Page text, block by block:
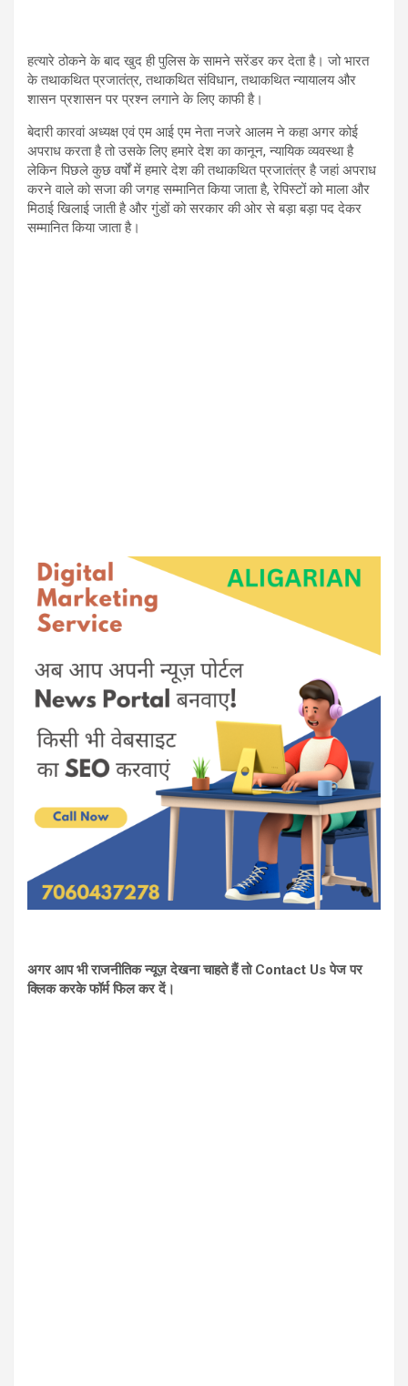
हत्यारे ठोकने के बाद खुद ही पुलिस के सामने सरेंडर कर देता है। जो भारत
के तथाकथित प्रजातंत्र, तथाकथित संविधान, तथाकथित न्यायालय और
शासन प्रशासन पर प्रश्न लगाने के लिए काफी है।
बेदारी कारवां अध्यक्ष एवं एम आई एम नेता नजरे आलम ने कहा अगर कोई
अपराध करता है तो उसके लिए हमारे देश का कानून, न्यायिक व्यवस्था है
लेकिन पिछले कुछ वर्षों में हमारे देश की तथाकथित प्रजातंत्र है जहां अपराध
करने वाले को सजा की जगह सम्मानित किया जाता है, रेपिस्टों को माला और
मिठाई खिलाई जाती है और गुंडों को सरकार की ओर से बड़ा बड़ा पद देकर
सम्मानित किया जाता है।
अगर आप भी राजनीतिक न्यूज़ देखना चाहते हैं तो Contact Us पेज पर
क्लिक करके फॉर्म फिल कर दें।